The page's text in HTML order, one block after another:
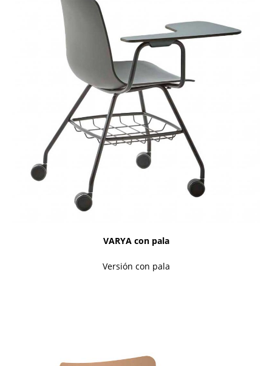
VARYA con pala
Versión con pala